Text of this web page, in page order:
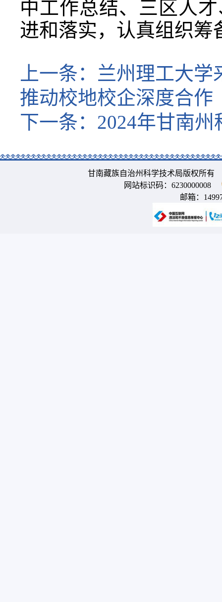
中工作总结、三区人
进和落实，认真组织筹
上一条： 兰州理工大学
推动校地校企深度合作
下一条： 2024年甘南
甘南藏族自治州科学技术局版权所
网站标识码：6230000008
邮箱：